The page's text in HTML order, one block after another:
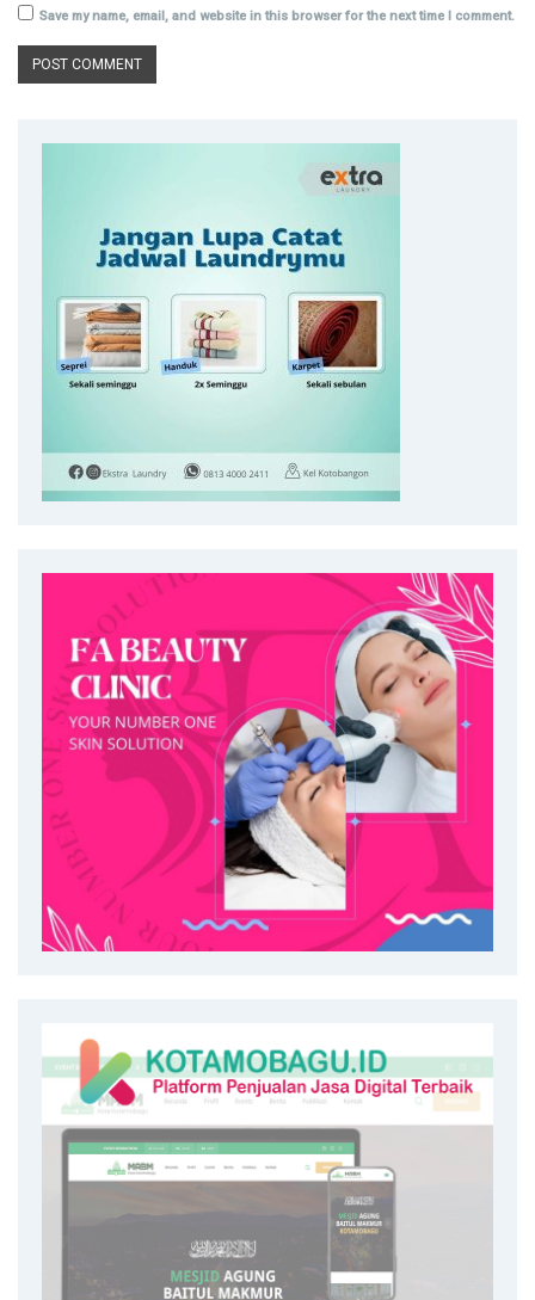
Save my name, email, and website in this browser for the next time I comment.